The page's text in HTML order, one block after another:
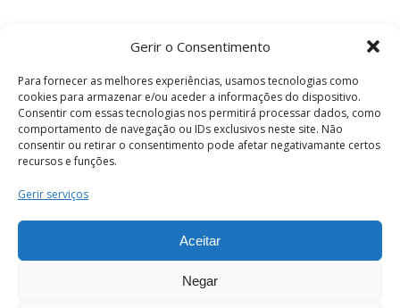
Gerir o Consentimento
Para fornecer as melhores experiências, usamos tecnologias como
cookies para armazenar e/ou aceder a informações do dispositivo.
Consentir com essas tecnologias nos permitirá processar dados, como
comportamento de navegação ou IDs exclusivos neste site. Não
consentir ou retirar o consentimento pode afetar negativamante certos
recursos e funções.
Gerir serviços
Aceitar
Negar
Termos e Condições
os direitos reservados.